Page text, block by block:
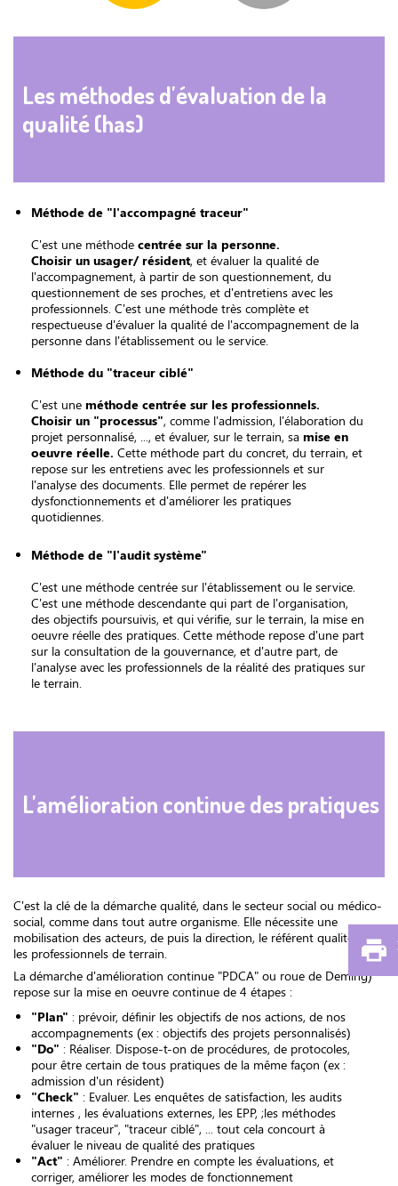
Les méthodes d'évaluation de la
qualité (has)
Méthode de "l'accompagné traceur"
C'est une méthode centrée sur la personne.
Choisir un usager/ résident, et évaluer la qualité de
l'accompagnement, à partir de son questionnement, du
questionnement de ses proches, et d'entretiens avec les
professionnels. C'est une méthode très complète et
respectueuse d'évaluer la qualité de l'accompagnement de la
personne dans l'établissement ou le service.
Méthode du "traceur ciblé"
C'est une méthode centrée sur les professionnels.
Choisir un "processus", comme l'admission, l'élaboration du
projet personnalisé, ..., et évaluer, sur le terrain, sa mise en
oeuvre réelle. Cette méthode part du concret, du terrain, et
repose sur les entretiens avec les professionnels et sur
l'analyse des documents. Elle permet de repérer les
dysfonctionnements et d'améliorer les pratiques
quotidiennes.
Méthode de "l'audit système"
C'est une méthode centrée sur l'établissement ou le service.
C'est une méthode descendante qui part de l'organisation,
des objectifs poursuivis, et qui vérifie, sur le terrain, la mise en
oeuvre réelle des pratiques. Cette méthode repose d'une part
sur la consultation de la gouvernance, et d'autre part, de
l'analyse avec les professionnels de la réalité des pratiques sur
le terrain.
L'amélioration continue des pratiques
C'est la clé de la démarche qualité, dans le secteur social ou médico-
social, comme dans tout autre organisme. Elle nécessite une
mobilisation des acteurs, de puis la direction, le référent qualité, et
les professionnels de terrain.
La démarche d'amélioration continue "PDCA" ou roue de Deming)
repose sur la mise en oeuvre continue de 4 étapes :
"Plan" : prévoir, définir les objectifs de nos actions, de nos
accompagnements (ex : objectifs des projets personnalisés)
"Do" : Réaliser. Dispose-t-on de procédures, de protocoles,
pour être certain de tous pratiques de la même façon (ex :
admission d'un résident)
"Check" : Evaluer. Les enquêtes de satisfaction, les audits
internes , les évaluations externes, les EPP, ;les méthodes
"usager traceur", "traceur ciblé", ... tout cela concourt à
évaluer le niveau de qualité des pratiques
"Act" : Améliorer. Prendre en compte les évaluations, et
corriger, améliorer les modes de fonctionnement